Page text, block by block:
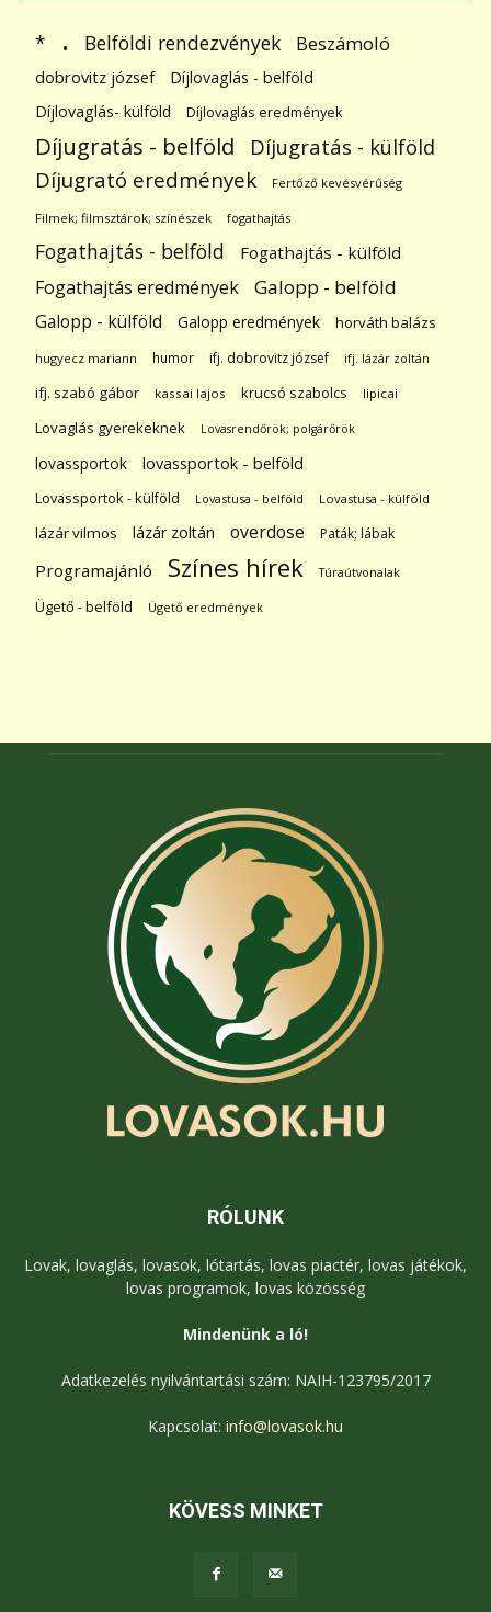
* . Belföldi rendezvények Beszámoló
dobrovitz józsef
Díjlovaglás - belföld
Díjlovaglás- külföld
Díjlovaglás eredmények
Díjugratás - belföld Díjugratás - külföld
Díjugrató eredmények Fertőző kevésvérűség
Filmek; filmsztárok; színészek fogathajtás
Fogathajtás - belföld Fogathajtás - külföld
Fogathajtás eredmények Galopp - belföld
Galopp - külföld Galopp eredmények horváth balázs
hugyecz mariann humor ifj. dobrovitz józsef ifj. lázár zoltán
ifj. szabó gábor kassai lajos krucsó szabolcs lipicai
Lovaglás gyerekeknek Lovasrendőrök; polgárőrök
lovassportok lovassportok - belföld
Lovassportok - külföld Lovastusa - belföld Lovastusa - külföld
lázár vilmos lázár zoltán overdose Paták; lábak
Programajánló Színes hírek Túraútvonalak
Ügető - belföld Ügető eredmények
RÓLUNK
Lovak, lovaglás, lovasok, lótartás, lovas piactér, lovas játékok,
lovas programok, lovas közösség
Mindenünk a ló!
Adatkezelés nyilvántartási szám: NAIH-123795/2017
Kapcsolat: info@lovasok.hu
KÖVESS MINKET